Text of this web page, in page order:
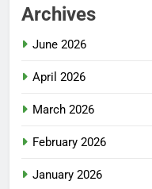
Archives
June 2026
April 2026
March 2026
February 2026
January 2026